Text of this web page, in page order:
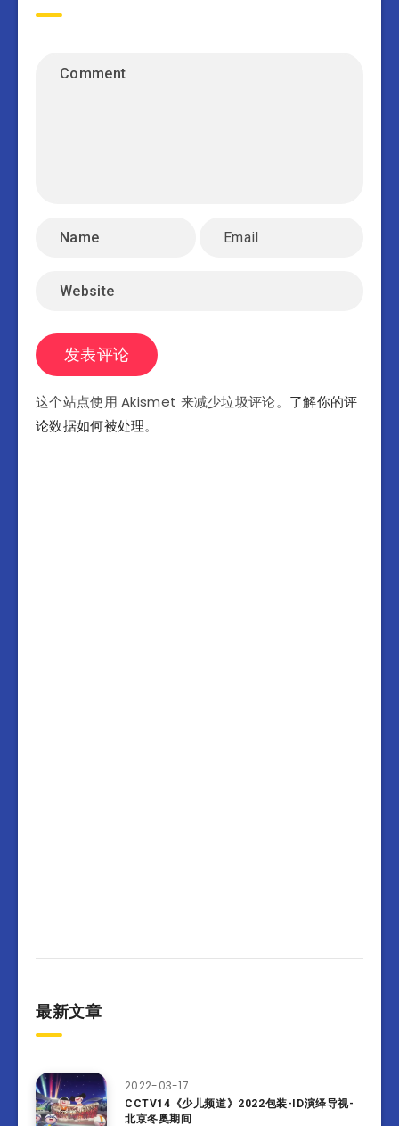
这个站点使用 Akismet 来减少垃圾评论。 了解你的评
论数据如何被处理。
最新文章
2022-03-17
CCTV14《少儿频道》2022包装-ID演绎导视-
北京冬奥期间